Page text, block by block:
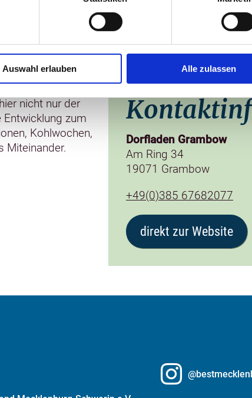
Auswahl erlauben Alle zulassen
im Herzen der Gemeinde. Neben Produkten
bietet Gelegenheit zum Plausch.
Engagement
nicht nur der
zum
Kohlwochen,
Miteinander.
Dorfladen Grambow
Am Ring 34
19071 Grambow
+49(0)385 67682077
direkt zur Website